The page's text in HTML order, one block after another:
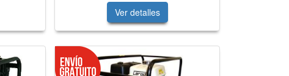
Ver detalles